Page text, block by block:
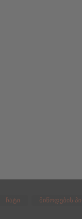
მიწოდების
ჩატი